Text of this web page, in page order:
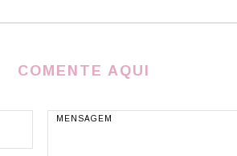
COMENTE AQUI